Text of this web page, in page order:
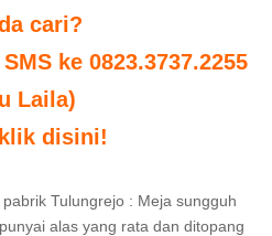
cari?
ke 0823.3737.2255
Laila)
disini!
Tulungrejo : Meja sungguh
alas yang rata dan ditopang